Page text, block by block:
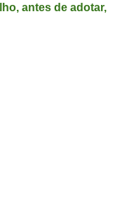
antes de adotar,